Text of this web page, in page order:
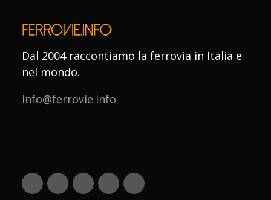
Dal 2004 raccontiamo la ferrovia in Italia e
nel mondo.
info@ferrovie.info